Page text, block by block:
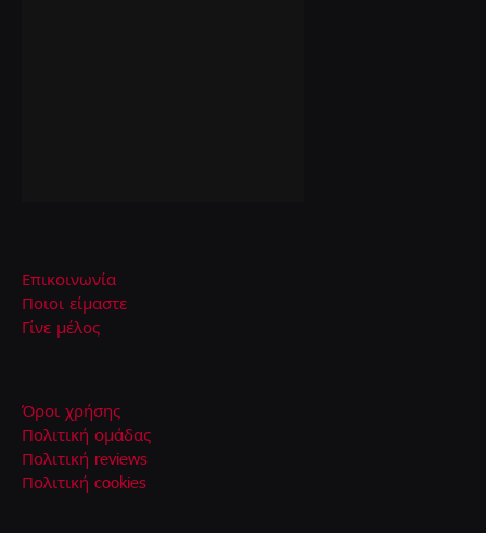
Επικοινωνία
Ποιοι είμαστε
Γίνε μέλος
Όροι χρήσης
Πολιτική ομάδας
Πολιτική reviews
Πολιτική cookies